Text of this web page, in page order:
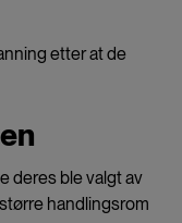
etter at de
deres ble valgt av
handlingsrom